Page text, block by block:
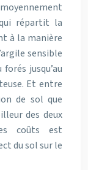
répartit la
à la manière
sensible
jusqu’au
Et entre
de sol que
des deux
coûts est
du sol sur le